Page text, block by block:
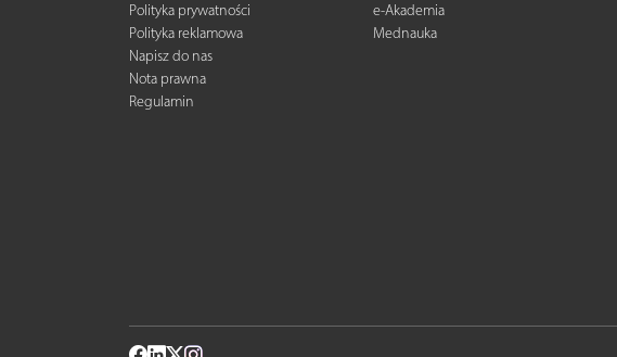
Polityka prywatności
Polityka reklamowa
Napisz do nas
Nota prawna
Regulamin
e-Akademia
Mednauka